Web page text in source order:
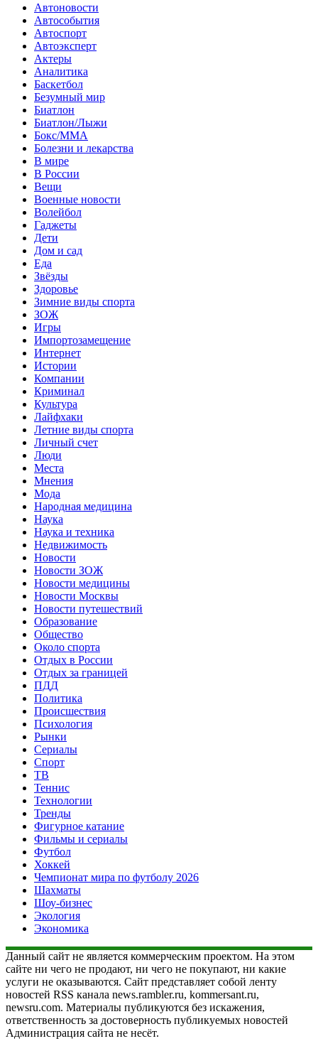
Автоновости
Автособытия
Автоспорт
Автоэксперт
Актеры
Аналитика
Баскетбол
Безумный мир
Биатлон
Биатлон/Лыжи
Бокс/MMA
Болезни и лекарства
В мире
В России
Вещи
Военные новости
Волейбол
Гаджеты
Дети
Дом и сад
Еда
Звёзды
Здоровье
Зимние виды спорта
ЗОЖ
Игры
Импортозамещение
Интернет
Истории
Компании
Криминал
Культура
Лайфхаки
Летние виды спорта
Личный счет
Люди
Места
Мнения
Мода
Народная медицина
Наука
Наука и техника
Недвижимость
Новости
Новости ЗОЖ
Новости медицины
Новости Москвы
Новости путешествий
Образование
Общество
Около спорта
Отдых в России
Отдых за границей
ПДД
Политика
Происшествия
Психология
Рынки
Сериалы
Спорт
ТВ
Теннис
Технологии
Тренды
Фигурное катание
Фильмы и сериалы
Футбол
Хоккей
Чемпионат мира по футболу 2026
Шахматы
Шоу-бизнес
Экология
Экономика
Данный сайт не является коммерческим проектом. На этом
сайте ни чего не продают, ни чего не покупают, ни какие
услуги не оказываются. Сайт представляет собой ленту
новостей RSS канала news.rambler.ru, kommersant.ru,
newsru.com. Материалы публикуются без искажения,
ответственность за достоверность публикуемых новостей
Администрация сайта не несёт.